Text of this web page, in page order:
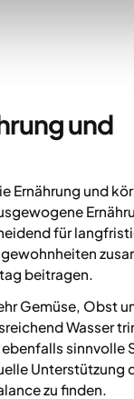
und
Ernährung und
für
beitragen.
Gemüse, Obst
Wasser
sinnvolle
Unterstützung
zu finden.